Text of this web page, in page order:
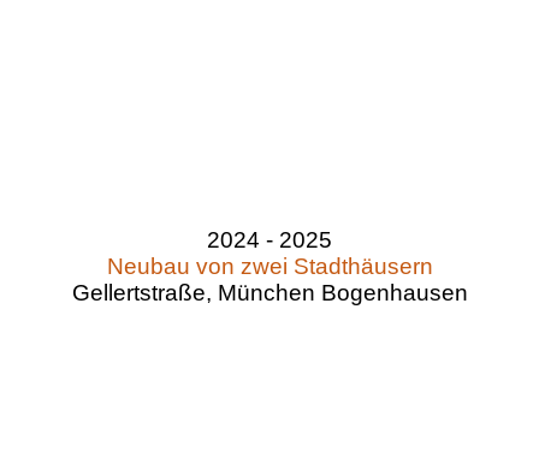
2024 - 2025
Neubau von zwei Stadthäusern
Gellertstraße, München Bogenhausen